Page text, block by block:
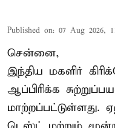
Published on: 07 Aug 2026,
சென்னை,
இந்திய மகளிர்
ஆப்பிரிக்க
மாற்றப்பட்டுள்ளது.